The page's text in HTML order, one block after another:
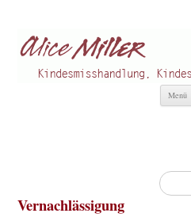
Menü
Suchen
nach:
Vernachlässigung